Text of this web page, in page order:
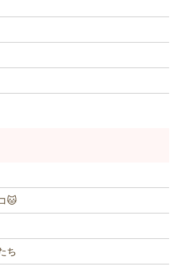
🐱
ち